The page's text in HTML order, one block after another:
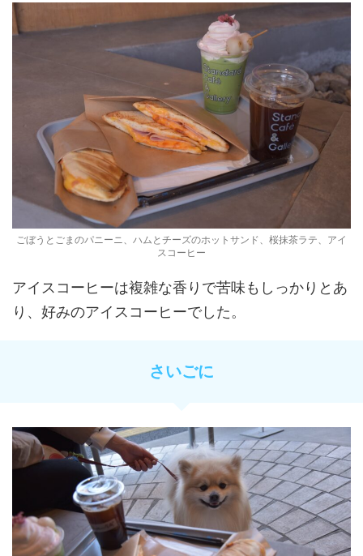
ごぼうとごまのパニーニ、ハムとチーズのホットサンド、桜抹茶ラテ、アイ
スコーヒー
アイスコーヒーは複雑な香りで苦味もしっかりとあ
り、好みのアイスコーヒーでした。
さいごに